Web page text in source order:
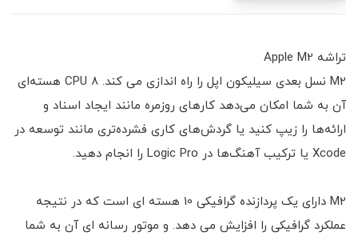
تراشه Apple M2
M2 نسل بعدی سیلیکون اپل را راه اندازی می کند. CPU 8 هسته‌ای
آن به شما امکان می‌دهد کارهای روزمره مانند ایجاد اسناد و
ارائه‌ها را زیپ کنید یا گردش‌های کاری فشرده‌تری مانند توسعه در
Xcode یا ترکیب آهنگ‌ها در Logic Pro را انجام دهید.
M2 دارای یک پردازنده گرافیکی 10 هسته ای است که در نتیجه
عملکرد گرافیکی را افزایش می دهد. و موتور رسانه ای آن به شما